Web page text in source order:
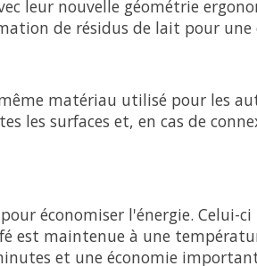
leur nouvelle géométrie
de résidus de lait pour une
matériau utilisé pour les
les surfaces et, en cas de
économiser l'énergie. Celui-
est maintenue à une
et une économie